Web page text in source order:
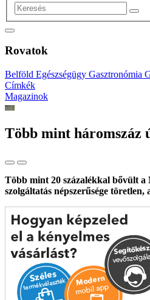
Rovatok
Belföld Egészségügy Gasztronómia
Címkék
Magazinok
Több mint háromszáz
Több mint 20 százalékkal bővült
szolgáltatás népszerűsége